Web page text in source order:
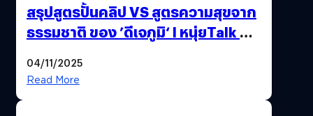
สรุปสูตรปั้นคลิป VS สูตรความสุขจาก
ธรรมชาติ ของ ’ดีเจภูมิ‘ l หนุ่ยTalk &
04/11/2025
Read More